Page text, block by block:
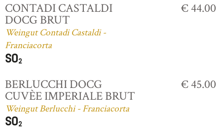
CONTADI CASTALDI
DOCG BRUT
Weingut Contadi Castaldi -
Franciacorta
€ 44.00
BERLUCCHI DOCG
CUVÈE IMPERIALE BRUT
Weingut Berlucchi - Franciacorta
€ 45.00